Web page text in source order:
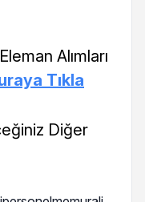
Alımları
Tıkla
Diğer